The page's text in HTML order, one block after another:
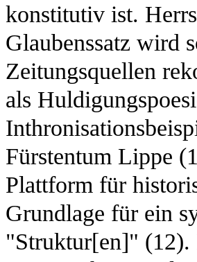
konstitutiv ist.
Glaubenssatz wird
Zeitungsquellen
als
Fürstentum Lippe
Plattform für
Grundlage für ein
"Struktur[en]" (12).